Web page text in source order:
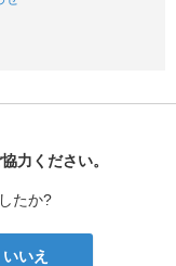
力ください。
たか?
いいえ